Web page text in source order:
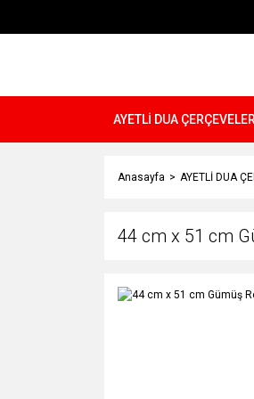
AYETLİ DUA ÇERÇEVELER
Anasayfa AYETLİ DUA
44 cm x 51 cm